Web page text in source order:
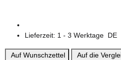
Lieferzeit: 1 - 3 Werktage DE
Auf Wunschzettel Auf die